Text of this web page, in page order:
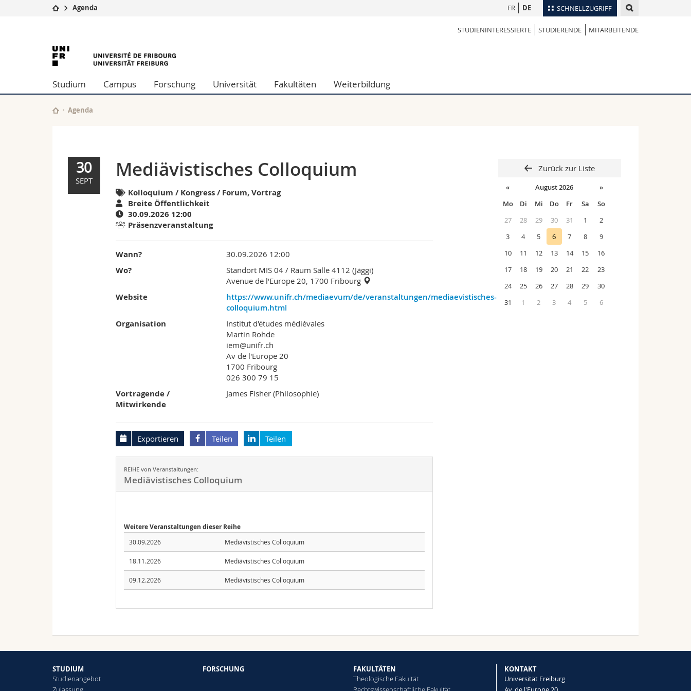
SCHNELLZUGRIFF
Studium
Campus
Universität
Weiterbildung
Theologische Fak.
Philosophische Fak.
Fak. für Erziehungs- und Bildungswissenschaften
Mitarbeitende
Personenverzeichnis
Vorlesungsverzeichnis
FR DE
Agenda
STUDIENINTERESSIERTE STUDIERENDE MITARBEITENDE
Mediävistisches
Colloquium
Studium Campus Forschung Universität Fakultäten Weiterbildung
Agenda
30
SEPT Mediävistisches Colloquium
Kolloquium / Kongress / Forum, Vortrag
Breite Öffentlichkeit
30.09.2026 12:00
Präsenzveranstaltung
Wann? 30.09.2026 12:00
Wo? Standort MIS 04 / Raum Salle 4112 (Jäggi)
Avenue de l'Europe 20, 1700 Fribourg
Website
https://www.unifr.ch/mediaevum/de/veranstaltungen/mediaevistisches-
colloquium.html
Organisation
Institut d'études médiévales
Martin Rohde
iem@unifr.ch
Av de l'Europe 20
1700 Fribourg
026 300 79 15
Vortragende /
Mitwirkende
James Fisher (Philosophie)
Exportieren Teilen Teilen
REIHE von Veranstaltungen:
Mediävistisches Colloquium
Weitere Veranstaltungen dieser Reihe
30.09.2026 Mediävistisches Colloquium
18.11.2026 Mediävistisches Colloquium
09.12.2026 Mediävistisches Colloquium
Zurück zur Liste
« August 2026
»
Mo
Di Mi Do Fr Sa
So
27
28 29 30 31 1
2
3
4 5 6 7 8
9
10
11 12 13 14 15
16
17
18 19 20 21 22
23
24
25 26 27 28 29
30
31
1 2 3 4 5 6
STUDIUM
Studienangebot
FORSCHUNG
FAKULTÄTEN
Theologische Fakultät
KONTAKT
Universität Freiburg